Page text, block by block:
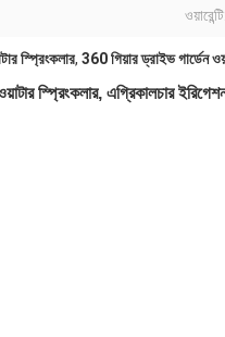
ওয়ারেন্টি:
স্প্রিংকলার, 360 গিয়ার ড্রাইভ গার্ডেন
স্প্রিংকলার, এগ্রিকালচার